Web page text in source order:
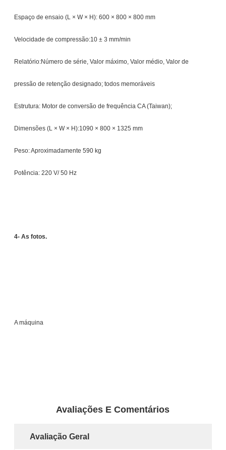
Espaço de ensaio (L × W × H): 600 × 800 × 800 mm
Velocidade de compressão:10 ± 3 mm/min
Relatório:Número de série, Valor máximo, Valor médio, Valor de
pressão de retenção designado; todos memoráveis
Estrutura: Motor de conversão de frequência CA (Taiwan);
Dimensões (L × W × H):1090 × 800 × 1325 mm
Peso: Aproximadamente 590 kg
Potência: 220 V/ 50 Hz
4- As fotos.
A máquina
Avaliações E Comentários
Avaliação Geral